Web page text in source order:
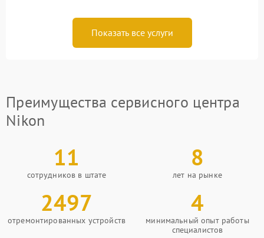
Показать все услуги
Преимущества сервисного центра
Nikon
11
сотрудников в штате
8
лет на рынке
2497
отремонтированных устройств
4
минимальный опыт работы
специалистов